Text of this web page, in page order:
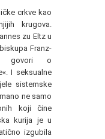
crkve kao
krugova.
zu Eltz u
Franz-
govori o
I seksualne
sistemske
ne samo
koji čine
kurija je u
izgubila